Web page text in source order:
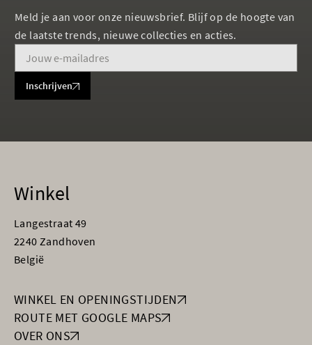
Meld je aan voor onze nieuwsbrief. Blijf op de hoogte van
de laatste trends, nieuwe collecties en acties.
Inschrijven
Winkel
Langestraat 49
2240 Zandhoven
België
WINKEL EN OPENINGSTIJDEN
ROUTE MET GOOGLE MAPS
OVER ONS